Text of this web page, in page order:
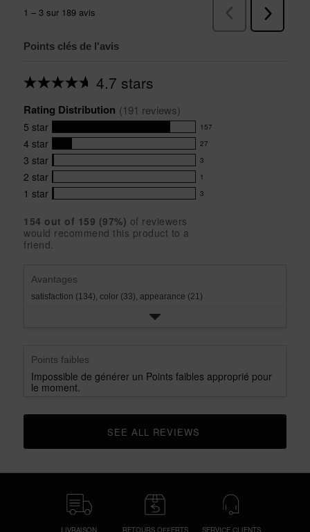
Points clés de l'avis
4.7 stars
Average
for
this
product:
4.7
out
of
5
stars
Rating Distribution (191 reviews)
5 star 157
157
reviews
with
5
star
rating.
4 star 27
27
reviews
with
4
rating.
3 star 3
3
reviews
with
star
rating.
2 star 1
1
reviews
2
star
rating.
1 star 3
3
with
1
154 out of 159 (97%) of reviewers
would recommend this product to a
friend.
Avantages
satisfaction (134), color (33), appearance (21)
Points faibles
Impossible de générer un Points faibles approprié pour
le moment.
CLICK TO GO TO ALL REVIEWS
LIVRAISON
RETOURS OFFERTS
SERVICE CLIENTS